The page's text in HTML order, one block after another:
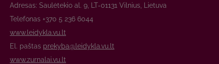
Adresas: Saulėtekio al. 9, LT-01131 Vilnius, Lietuva
Telefonas +370 5 236 6044
www.leidykla.vu.lt
El. paštas prekyba@leidykla.vu.lt
www.zurnalai.vu.lt